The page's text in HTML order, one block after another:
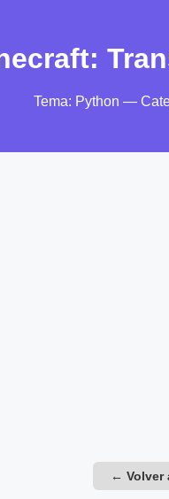
Tema: Python —
← Volver